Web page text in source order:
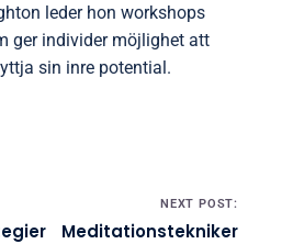
leder hon workshops
ger individer möjlighet att
sin inre potential.
NEXT POST:
Meditationstekniker